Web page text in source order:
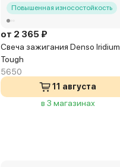
Повышенная износостойкость
от 2 365 ₽
Свеча зажигания Denso Iridium
Tough
5650
11 августа
в 3 магазинах